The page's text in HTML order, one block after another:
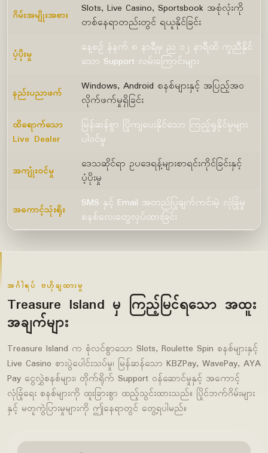
ဂိမ်းအမျိုးအစား
Slots, Live Casino, Sportsbook အစုံလုံးကို
တစ်နေရာတည်းတွင် ရယူနိုင်ခြင်း
ပံ့ပိုးမှု
နေ့စဉ် နံနက် ၈ နာရီမှ ည ၁၂ နာရီထိ ကူညီနိုင်
သော Support လမ်းကြောင်းများ
နည်းပညာဖက်
Windows, Android စနစ်များနှင့် အပြည့်အဝ
လိုက်ဖက်မှုရှိခြင်း
ထိရောက်သော
Live Dealer
မြန်ဆန်စွာ ပြိုကျပေးနိုင်သော ကြည့်ရှုနိုင်မှုများ
ပါဝင်မှု
အကျုံးဝင်မှု
ဒေသဆိုင်ရာ ဥပဒေရန့်များစာရင်းကိုင်ခြင်းနှင့်
ပံ့ပိုးမှု
အကောင့်သုံးရိုး
SMS နှင့် Email အတည်ပြုချက်ကင်းမဲ့ လုံခြုံမှု
စနစ်လေးတွေလုပ်ထားခြင်း
အင်္ဂါရပ် ဗဟိုချထားမှု
Treasure Island မှ ကြည့်မြင်ရသော အထူး
အချက်များ
Treasure Island က စုံလင်စွာသော Slots, Roulette Spin စနစ်များနှင့်
Live Casino စားပွဲပေါင်းသပ်မှု၊ မြန်ဆန်သော KBZPay, WavePay, AYA
Pay ငွေလွှဲစနစ်များ၊ တိုက်ရိုက် Support ဝန်ဆောင်မှုနှင့် အကောင့်
လုံခြုံရေး စနစ်များကို ထူးခြားစွာ ထည့်သွင်းထားသည်။ ပြိုင်ဘက်ဂိမ်းများ
နှင့် မတူကွဲပြားမှုများကို ဤနေရာတွင် တွေ့ရပါမည်။